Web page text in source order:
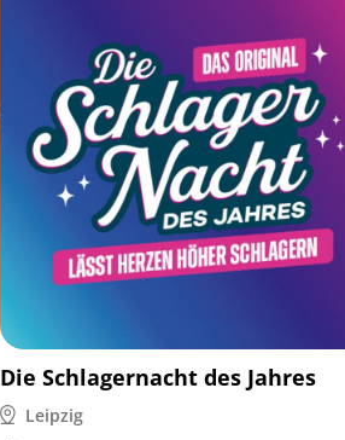
Die Schlagernacht des Jahres
Leipzig